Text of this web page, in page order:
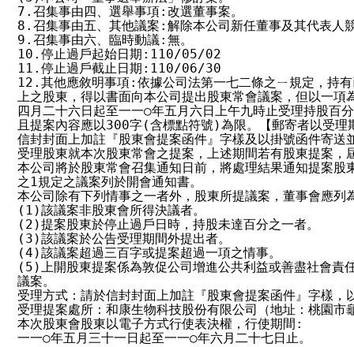
7.召集事由四、選舉事項:改選董事案。
8.召集事由五、其他議案:解除本公司新任董事及其代表人
9.召集事由六、臨時動議:無。
10.停止過戶起始日期:110/05/02
11.停止過戶截止日期:110/06/30
12.其他應敘明事項:依據公司法第一七二條之ㄧ規定，持
上之股東，得以書面向本公司提出股東常會議案，但以一項
四月二十六日起至一一○年五月六日上午九時止受理持股百
且提案內容應以300字(含標點符號)為限。【郵寄者以受理
信封封面上加註『股東會提案函件』字樣及以掛號函件寄送
受理股東就本次股東常會之提案，上述期間若有股東提案，
本公司將於股東常會召集通知日前，將處理結果通知提案
之1規定之議案列於開會通知書。
本公司除有下列情事之一者外，股東所提議案，董事會應列
(1)該議案非股東會所得決議者。
(2)提案股東於停止過戶日時，持股未達百分之一者。
(3)該議案於公告受理期間外提出者。
(4)該議案超過三百字或提案超過一項之情事。
(5)上開股東提案係為敦促公司增進公共利益或善盡社會責
議案。
受理方式：請於信封封面上加註『股東會提案函件』字樣，
受理提案處所：和康生物科技股份有限公司（地址：桃園市
本次股東會股東以電子方式行使表決權，行使期間:
一一○年五月三十一日起至一一○年六月二十七日止。